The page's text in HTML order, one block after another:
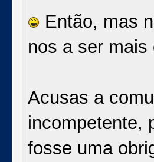
Então, mas
nos a ser
Acusas a
incompetente,
fosse uma